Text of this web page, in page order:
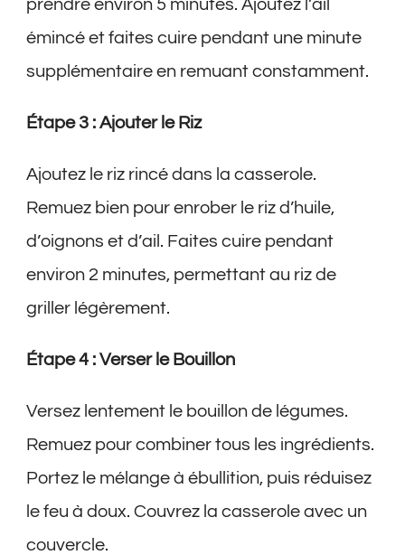
prendre environ 5 minutes. Ajoutez l’ail
émincé et faites cuire pendant une minute
supplémentaire en remuant constamment.
Étape 3 : Ajouter le Riz
Ajoutez le riz rincé dans la casserole.
Remuez bien pour enrober le riz d’huile,
d’oignons et d’ail. Faites cuire pendant
environ 2 minutes, permettant au riz de
griller légèrement.
Étape 4 : Verser le Bouillon
Versez lentement le bouillon de légumes.
Remuez pour combiner tous les ingrédients.
Portez le mélange à ébullition, puis réduisez
le feu à doux. Couvrez la casserole avec un
couvercle.